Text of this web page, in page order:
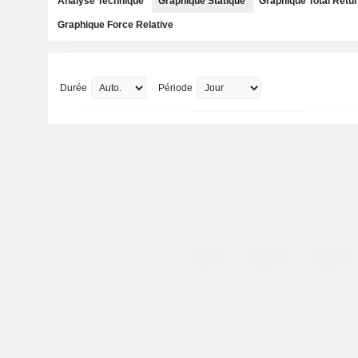
Graphique Force Relative
Durée Période